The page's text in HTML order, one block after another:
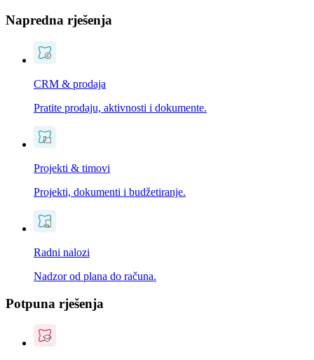
Napredna rješenja
CRM & prodaja
Pratite prodaju, aktivnosti i dokumente.
Projekti & timovi
Projekti, dokumenti i budžetiranje.
Radni nalozi
Nadzor od plana do računa.
Potpuna rješenja